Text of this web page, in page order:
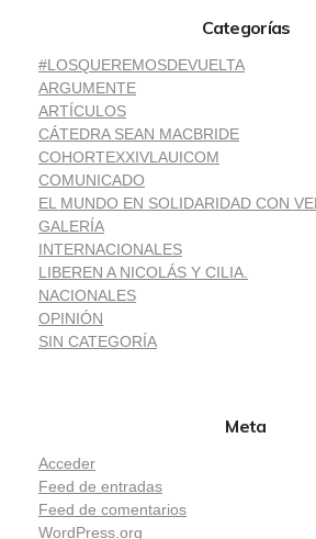
Categorías
#LOSQUEREMOSDEVUELTA
ARGUMENTE
ARTÍCULOS
CÁTEDRA SEAN MACBRIDE
COHORTEXXIVLAUICOM
COMUNICADO
EL MUNDO EN SOLIDARIDAD CON
GALERÍA
INTERNACIONALES
LIBEREN A NICOLÁS Y CILIA.
NACIONALES
OPINIÓN
SIN CATEGORÍA
Meta
Acceder
Feed de entradas
Feed de comentarios
WordPress.org